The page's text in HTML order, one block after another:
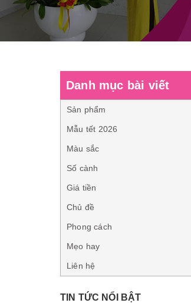
Danh mục bài viết
Sản phẩm
Mẫu tết 2026
Màu sắc
Số cành
Giá tiền
Chủ đề
Phong cách
Mẹo hay
Liên hệ
TIN TỨC NỔI BẬT